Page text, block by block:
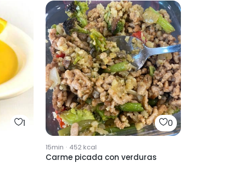
1 0
15min · 452kcal
Carme picada con verduras